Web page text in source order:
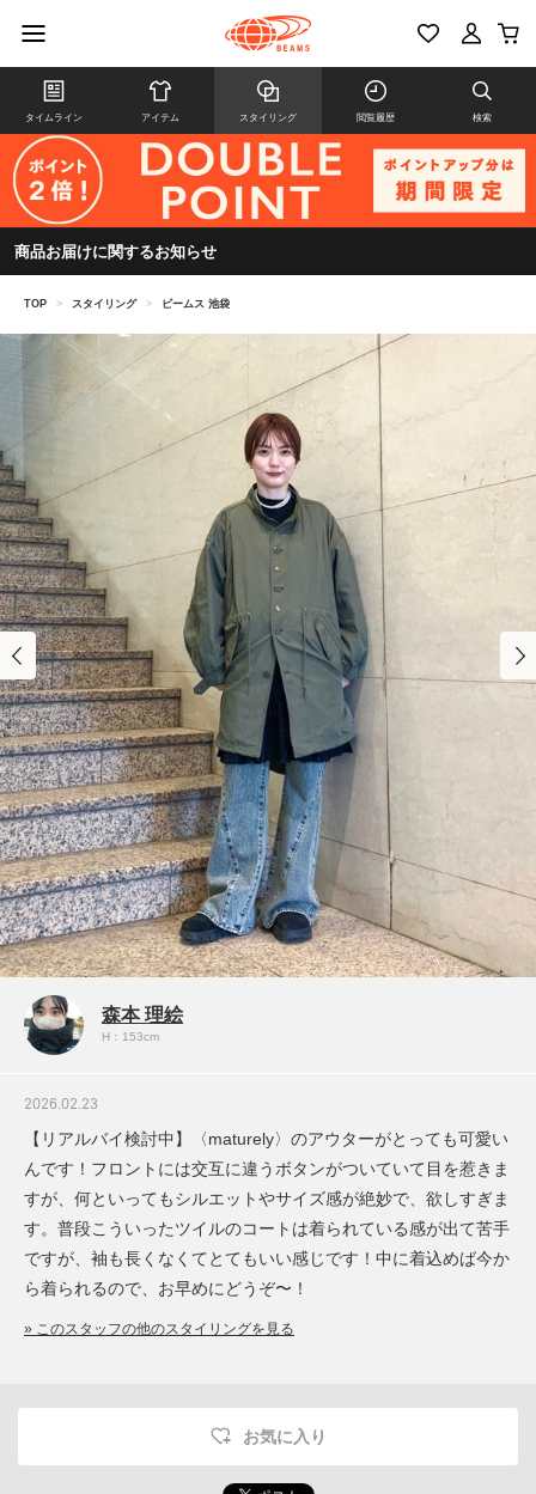
タイムライン アイテム スタイリング 閲覧履歴 検索
商品お届けに関するお知らせ
TOP > スタイリング > ビームス 池袋
森本 理絵
H：153cm
2026.02.23
【リアルバイ検討中】〈maturely〉のアウターがとっても可愛い
んです！フロントには交互に違うボタンがついていて目を惹きま
すが、何といってもシルエットやサイズ感が絶妙で、欲しすぎま
す。普段こういったツイルのコートは着られている感が出て苦手
ですが、袖も長くなくてとてもいい感じです！中に着込めば今か
ら着られるので、お早めにどうぞ〜！
» このスタッフの他のスタイリングを見る
お気に入り